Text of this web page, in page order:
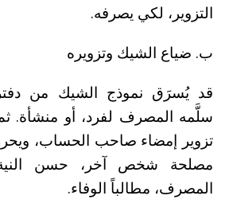
التزوير، لكي يصرفه.
ب. ضياع الشيك وتزويره
قد يُسرَق نموذج الشيك من
سلَّمه المصرف لفرد، أو منشأة.
تزوير إمضاء صاحب الحساب،
مصلحة شخص آخر، حسن
المصرف، مطالباً الوفاء.